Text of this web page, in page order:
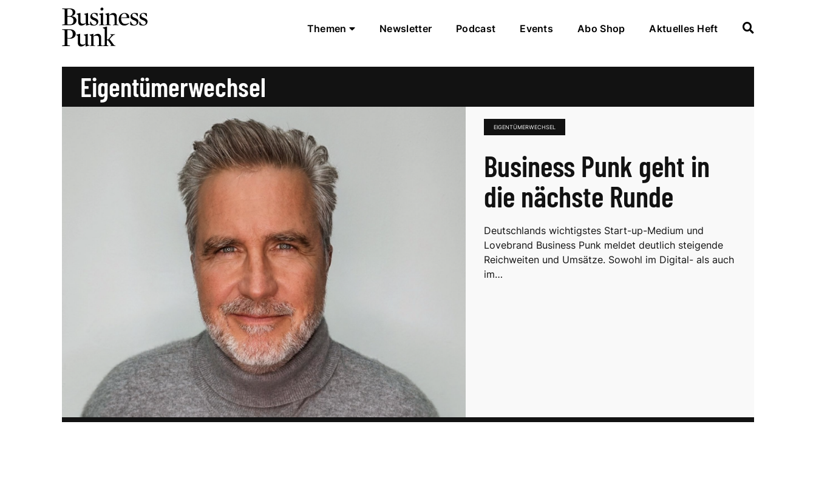
Themen Newsletter Podcast Events Abo Shop Aktuelles Heft
Eigentümerwechsel
EIGENTÜMERWECHSEL
Business Punk geht in
die nächste Runde
Deutschlands wichtigstes Start-up-Medium und
Lovebrand Business Punk meldet deutlich steigende
Reichweiten und Umsätze. Sowohl im Digital- als auch
im…